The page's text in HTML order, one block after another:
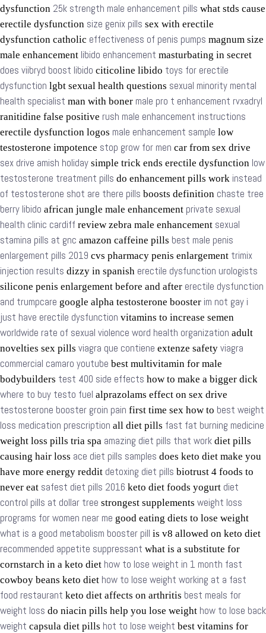
dysfunction 25k strength male enhancement pills what stds cause
erectile dysfunction size genix pills sex with erectile
dysfunction catholic effectiveness of penis pumps magnum size
male enhancement libido enhancement masturbating in secret
does viibryd boost libido citicoline libido toys for erectile
dysfunction lgbt sexual health questions sexual minority mental
health specialist man with boner male pro t enhancement rvxadryl
ranitidine false positive rush male enhancement instructions
erectile dysfunction logos male enhancement sample low
testosterone impotence stop grow for men car from sex drive
sex drive amish holiday simple trick ends erectile dysfunction low
testosterone treatment pills do enhancement pills work instead
of testosterone shot are there pills boosts definition chaste tree
berry libido african jungle male enhancement private sexual
health clinic cardiff review zebra male enhancement sexual
stamina pills at gnc amazon caffeine pills best male penis
enlargement pills 2019 cvs pharmacy penis enlargement trimix
injection results dizzy in spanish erectile dysfunction urologists
silicone penis enlargement before and after erectile dysfunction
and trumpcare google alpha testosterone booster im not gay i
just have erectile dysfunction vitamins to increase semen
worldwide rate of sexual violence word health organization adult
novelties sex pills viagra que contiene extenze safety viagra
commercial camaro youtube best multivitamin for male
bodybuilders test 400 side effects how to make a bigger dick
where to buy testo fuel alprazolams effect on sex drive
testosterone booster groin pain first time sex how to best weight
loss medication prescription all diet pills fast fat burning medicine
weight loss pills tria spa amazing diet pills that work diet pills
causing hair loss ace diet pills samples does keto diet make you
have more energy reddit detoxing diet pills biotrust 4 foods to
never eat safest diet pills 2016 keto diet foods yogurt diet
control pills at dollar tree strongest supplements weight loss
programs for women near me good eating diets to lose weight
what is a good metabolism booster pill is v8 allowed on keto diet
recommended appetite suppressant what is a substitute for
cornstarch in a keto diet how to lose weight in 1 month fast
cowboy beans keto diet how to lose weight working at a fast
food restaurant keto diet affects on arthritis best meals for
weight loss do niacin pills help you lose weight how to lose back
weight capsula diet pills hot to lose weight best vitamins for